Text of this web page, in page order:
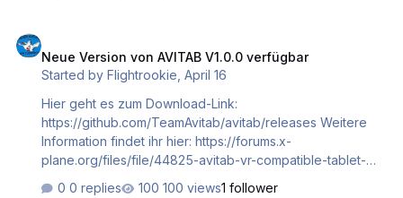
Neue Version von AVITAB V1.0.0 verfügbar
Started byFlightrookie ,April 16
Hier geht es zum Download-Link:
https://github.com/TeamAvitab/avitab/releases Weitere
Information findet ihr hier: https://forums.x-
plane.org/files/file/44825-avitab-vr-compatible-tablet-
0 replies 100 views1 follower